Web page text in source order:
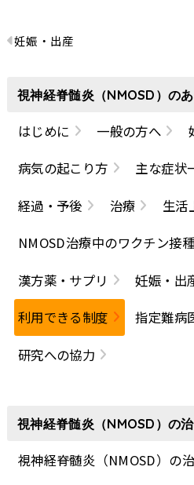
妊娠・出産
視神経脊髄炎（NMOSD）の
はじめに 一般の方へ
病気の起こり方
主な症状
経過・予後
治療
生活
NMOSD治療中のワクチン接種
漢方薬・サプリ
妊娠・出
利用できる制度
指定難病
研究への協力
視神経脊髄炎（NMOSD）の
視神経脊髄炎（NMOSD）の